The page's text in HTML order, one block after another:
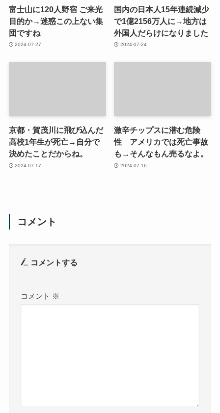
富士山に120人野宿 ご来光
目的か→迷惑この上ない集
団ですね
2024-07-27
国内の日本人15年連続減少
で1億2156万人に→地方は
外国人だらけになりました
2024-07-24
京都・賀茂川に飛び込んだ
高校1年生が死亡→自分で
決めたことだからね。
2024-07-17
激辛チップスに潜む危険
性 アメリカでは死亡事故
も→そんなもん売るなよ。
2024-07-16
コメント
コメントする
コメント ※